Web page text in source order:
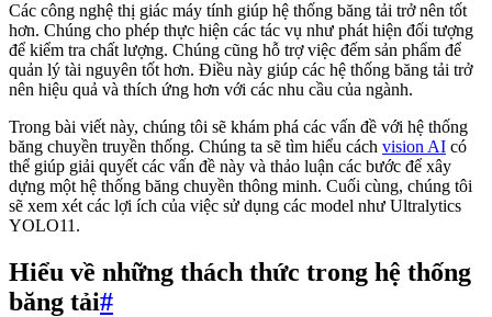
Các công nghệ thị giác máy tính giúp hệ thống băng tải trở nên tốt
hơn. Chúng cho phép thực hiện các tác vụ như phát hiện đối tượng
để kiểm tra chất lượng. Chúng cũng hỗ trợ việc đếm sản phẩm để
quản lý tài nguyên tốt hơn. Điều này giúp các hệ thống băng tải trở
nên hiệu quả và thích ứng hơn với các nhu cầu của ngành.
Trong bài viết này, chúng tôi sẽ khám phá các vấn đề với hệ thống
băng chuyền truyền thống. Chúng ta sẽ tìm hiểu cách vision AI có
thể giúp giải quyết các vấn đề này và thảo luận các bước để xây
dựng một hệ thống băng chuyền thông minh. Cuối cùng, chúng tôi
sẽ xem xét các lợi ích của việc sử dụng các model như Ultralytics
YOLO11.
Hiểu về những thách thức trong hệ thống
băng tải#